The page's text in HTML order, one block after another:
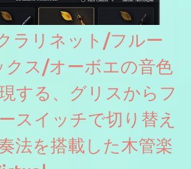
ラリネット/フルー
クス/オーボエの音色
する、グリスからフ
スイッチで切り替え
法を搭載した木管楽